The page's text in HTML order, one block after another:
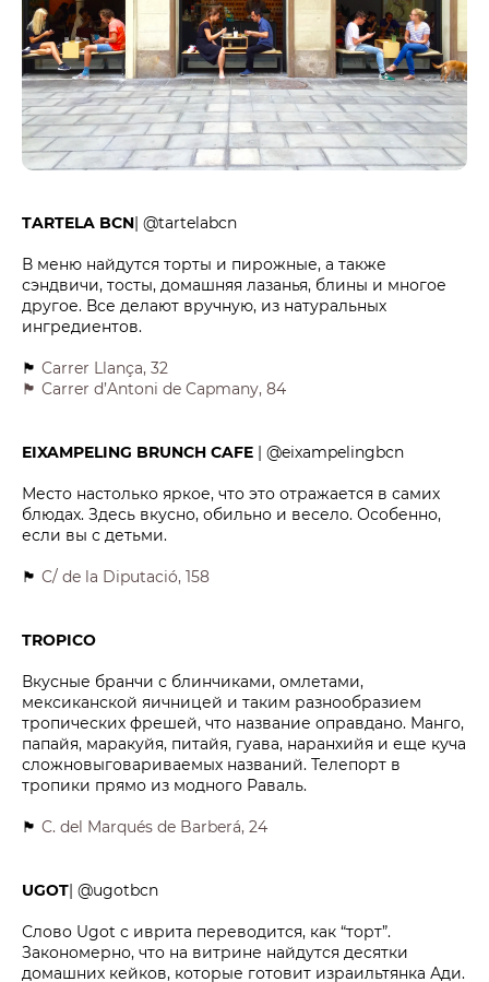
TARTELA BCN| @tartelabcn
В меню найдутся торты и пирожные, а также
сэндвичи, тосты, домашняя лазанья, блины и многое
другое. Все делают вручную, из натуральных
ингредиентов.
🏴 Carrer Llança, 32
🏴 Carrer d’Antoni de Capmany, 84
EIXAMPELING BRUNCH CAFE | @eixampelingbcn
Место настолько яркое, что это отражается в самих
блюдах. Здесь вкусно, обильно и весело. Особенно,
если вы с детьми.
🏴 C/ de la Diputació, 158
TROPICO
Вкусные бранчи с блинчиками, омлетами,
мексиканской яичницей и таким разнообразием
тропических фрешей, что название оправдано. Манго,
папайя, маракуйя, питайя, гуава, наранхийя и еще куча
сложновыговариваемых названий. Телепорт в
тропики прямо из модного Раваль.
🏴 C. del Marqués de Barberá, 24
UGOT| @ugotbcn
Слово Ugot с иврита переводится, как “торт”.
Закономерно, что на витрине найдутся десятки
домашних кейков, которые готовит израильтянка Ади.